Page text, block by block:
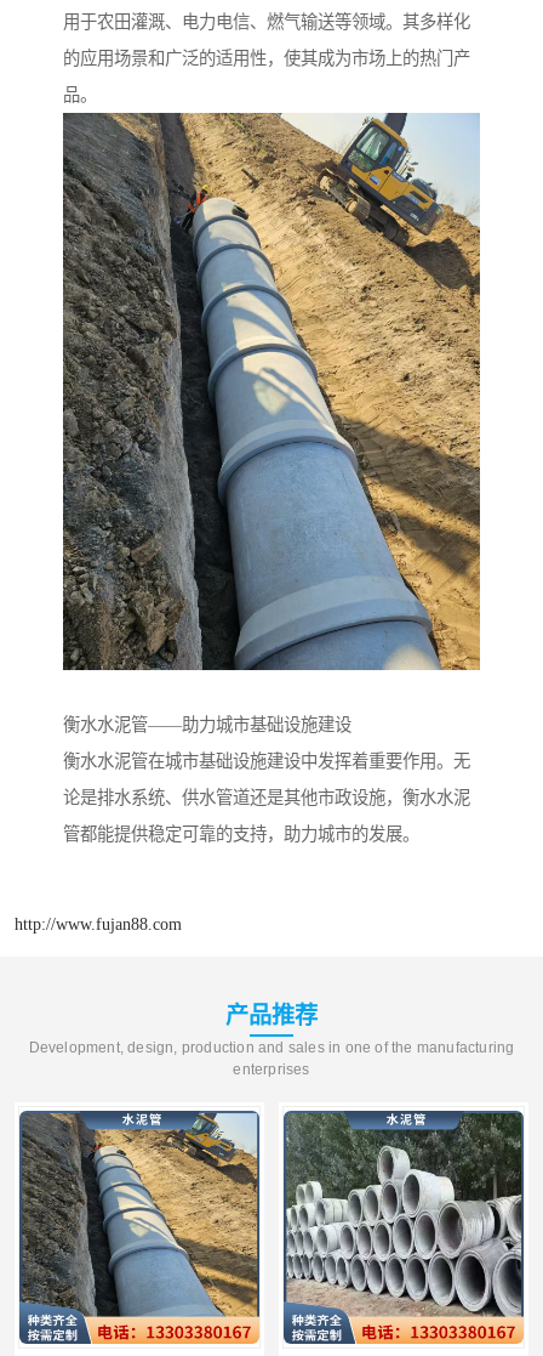
用于农田灌溉、电力电信、燃气输送等领域。其多样化
的应用场景和广泛的适用性，使其成为市场上的热门产
品。
衡水水泥管——助力城市基础设施建设
衡水水泥管在城市基础设施建设中发挥着重要作用。无
论是排水系统、供水管道还是其他市政设施，衡水水泥
管都能提供稳定可靠的支持，助力城市的发展。
http://www.fujan88.com
产品推荐
Development, design, production and sales in one of the manufacturing
enterprises